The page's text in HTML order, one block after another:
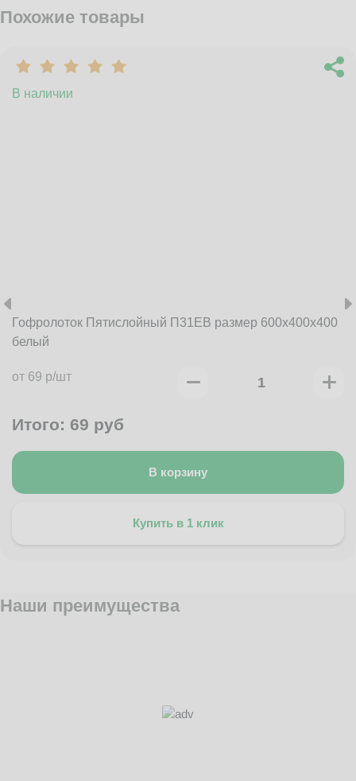
Похожие товары
В наличии
Гофролоток Пятислойный П31EB размер 600x400x400
белый
от 69 р/шт
Итого: 69 руб
В корзину
Купить в 1 клик
Наши преимущества